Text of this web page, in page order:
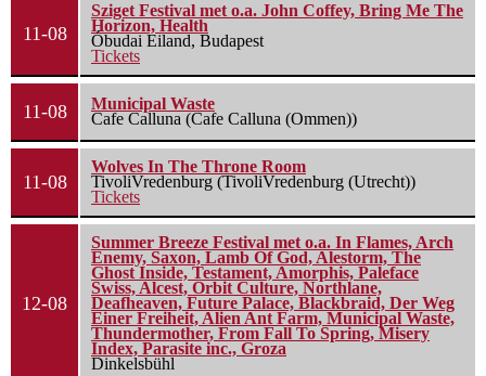
11-08
Sziget Festival met o.a. John Coffey, Bring Me The
Horizon, Health
Óbudai Eiland, Budapest
Tickets
11-08
Municipal Waste
Cafe Calluna (Cafe Calluna (Ommen))
11-08
Wolves In The Throne Room
TivoliVredenburg (TivoliVredenburg (Utrecht))
Tickets
12-08
Summer Breeze Festival met o.a. In Flames, Arch
Enemy, Saxon, Lamb Of God, Alestorm, The
Ghost Inside, Testament, Amorphis, Paleface
Swiss, Alcest, Orbit Culture, Northlane,
Deafheaven, Future Palace, Blackbraid, Der Weg
Einer Freiheit, Alien Ant Farm, Municipal Waste,
Thundermother, From Fall To Spring, Misery
Index, Parasite inc., Groza
Dinkelsbühl